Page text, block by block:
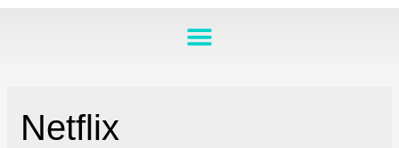
Netflix